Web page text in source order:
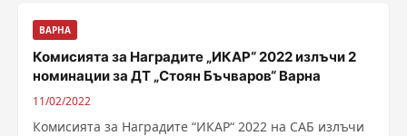
ВАРНА
Комисията за Наградите „ИКАР“ 2022 излъчи 2
номинации за ДТ „Стоян Бъчваров“ Варна
11/02/2022
Комисията за Наградите “ИКАР“ 2022 на САБ излъчи